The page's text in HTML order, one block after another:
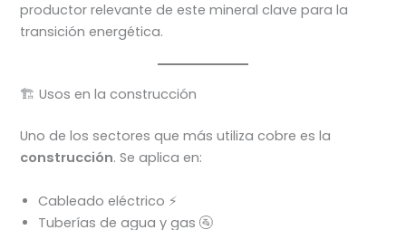
productor relevante de este mineral clave para la
transición energética.
🏗️ Usos en la construcción
Uno de los sectores que más utiliza cobre es la
construcción. Se aplica en:
Cableado eléctrico ⚡
Tuberías de agua y gas 🚰